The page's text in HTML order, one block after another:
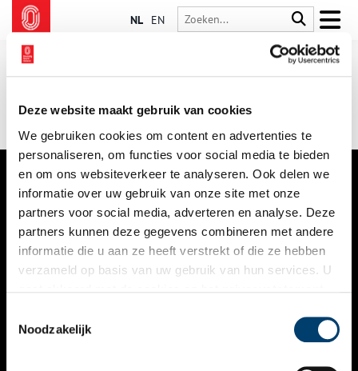
Deze website maakt gebruik van cookies
We gebruiken cookies om content en advertenties te
personaliseren, om functies voor social media te bieden
en om ons websiteverkeer te analyseren. Ook delen we
informatie over uw gebruik van onze site met onze
partners voor social media, adverteren en analyse. Deze
partners kunnen deze gegevens combineren met andere
informatie die u aan ze heeft verstrekt of die ze hebben
verzameld op basis van uw gebruik van hun services. U
Noodzakelijk
NL EN
VERHALEN
NIEUWS
KALENDER
ACTIVITEITEN